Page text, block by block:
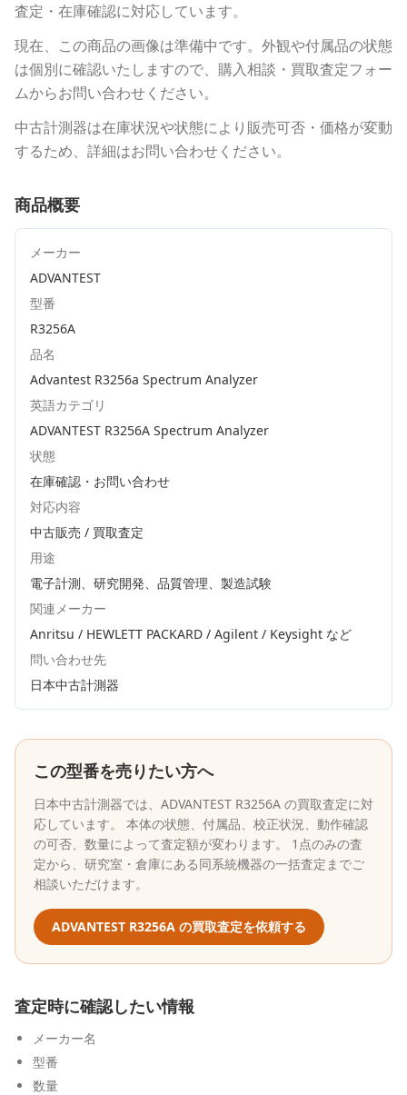
査定・在庫確認に対応しています。
現在、この商品の画像は準備中です。外観や付属品の状態
は個別に確認いたしますので、購入相談・買取査定フォー
ムからお問い合わせください。
中古計測器は在庫状況や状態により販売可否・価格が変動
するため、詳細はお問い合わせください。
商品概要
メーカー
ADVANTEST
型番
R3256A
品名
Advantest R3256a Spectrum Analyzer
英語カテゴリ
ADVANTEST R3256A Spectrum Analyzer
状態
在庫確認・お問い合わせ
対応内容
中古販売 / 買取査定
用途
電子計測、研究開発、品質管理、製造試験
関連メーカー
Anritsu / HEWLETT PACKARD / Agilent / Keysight など
問い合わせ先
日本中古計測器
この型番を売りたい方へ
日本中古計測器では、 ADVANTEST R3256A の買取査定に対
応しています。 本体の状態、付属品、校正状況、動作確認
の可否、数量によって査定額が変わります。 1点のみの査
定から、研究室・倉庫にある同系統機器の一括査定までご
相談いただけます。
ADVANTEST R3256A の買取査定を依頼する
査定時に確認したい情報
メーカー名
型番
数量